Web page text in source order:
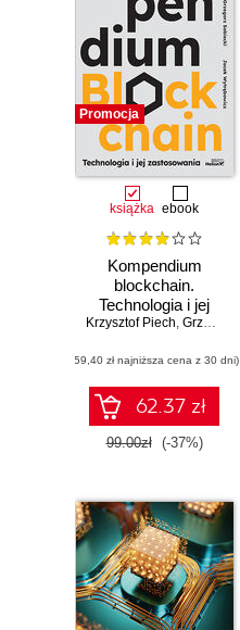
Promocja
książka ebook
Kompendium
blockchain.
Technologia i jej
zastosowania
Krzysztof Piech, Grzegorz Sobiecki
(59,40 zł najniższa cena z 30 dni)
62.37 zł
99.00zł (-37%)